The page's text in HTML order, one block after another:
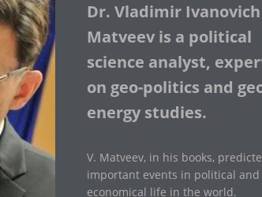
Dr. Vladimir Ivanovich
Matveev is a political
science analyst,
on geo-politics and
energy studies.
V. Matveev, in his books,
important events in political and
economical life in the world.